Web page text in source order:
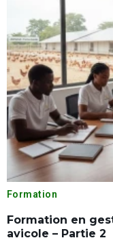
Formation
Formation en
avicole – Partie 2